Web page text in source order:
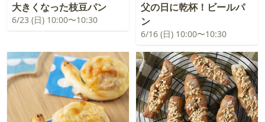
大きくなった枝豆パン
6/23 (日) 10:00〜10:30
父の日に乾杯！ビールパ
ン
6/16 (日) 10:00〜10:30